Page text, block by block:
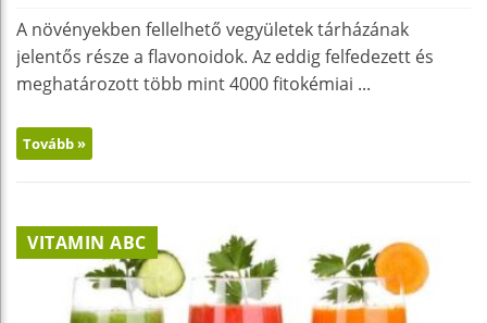
A növényekben fellelhető vegyületek tárházának
jelentős része a flavonoidok. Az eddig felfedezett és
meghatározott több mint 4000 fitokémiai ...
Tovább »
VITAMIN ABC